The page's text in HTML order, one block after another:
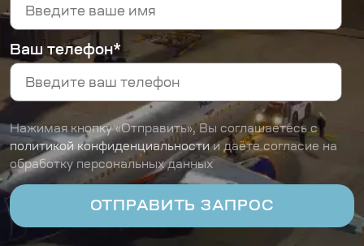
Ваш телефон*
Нажимая кнопку «Отправить», Вы соглашаетесь с
политикой конфиденциальностии даёте согласие на
обработку персональных данных